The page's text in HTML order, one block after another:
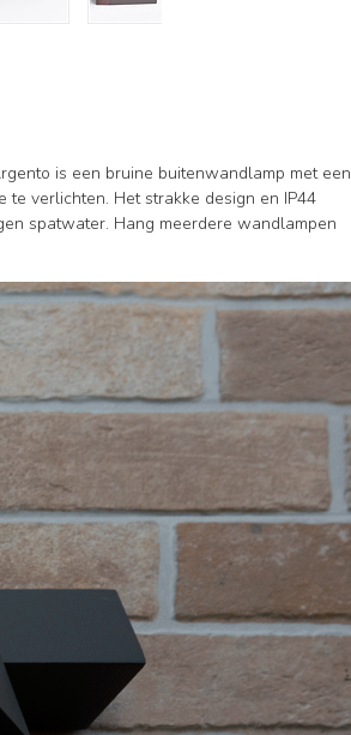
is een bruine buitenwandlamp met een
verlichten. Het strakke design en IP44
spatwater. Hang meerdere wandlampen